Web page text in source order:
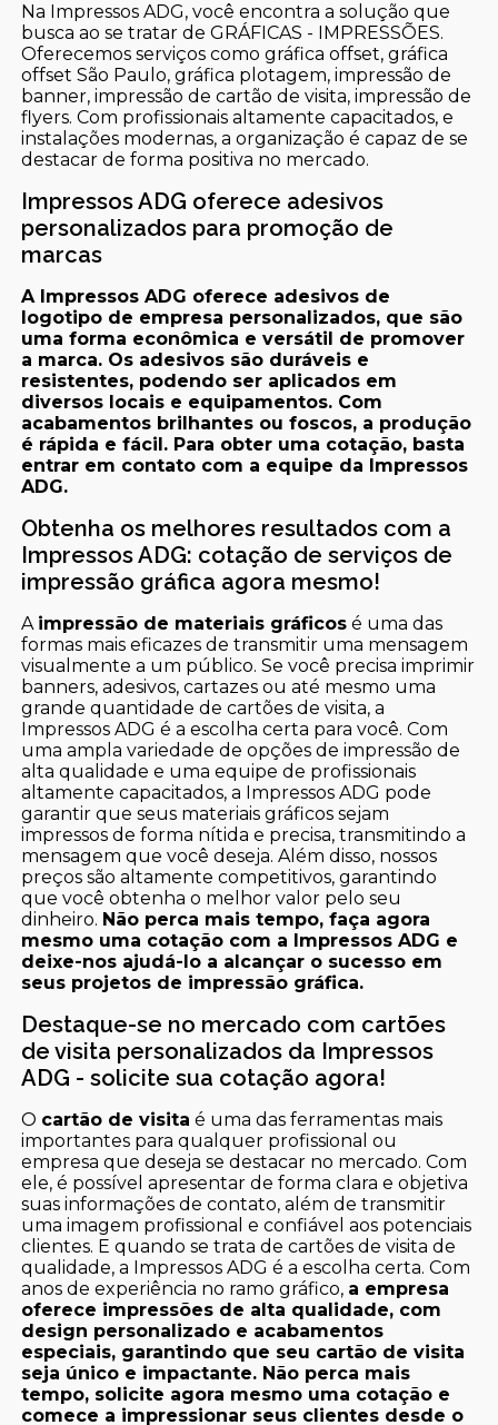
Na Impressos ADG, você encontra a solução que
busca ao se tratar de GRÁFICAS - IMPRESSÕES.
Oferecemos serviços como gráfica offset, gráfica
offset São Paulo, gráfica plotagem, impressão de
banner, impressão de cartão de visita, impressão de
flyers. Com profissionais altamente capacitados, e
instalações modernas, a organização é capaz de se
destacar de forma positiva no mercado.
Impressos ADG oferece adesivos
personalizados para promoção de
marcas
A Impressos ADG oferece adesivos de
logotipo de empresa personalizados, que são
uma forma econômica e versátil de promover
a marca. Os adesivos são duráveis e
resistentes, podendo ser aplicados em
diversos locais e equipamentos. Com
acabamentos brilhantes ou foscos, a produção
é rápida e fácil. Para obter uma cotação, basta
entrar em contato com a equipe da Impressos
ADG.
Obtenha os melhores resultados com a
Impressos ADG: cotação de serviços de
impressão gráfica agora mesmo!
A impressão de materiais gráficos é uma das
formas mais eficazes de transmitir uma mensagem
visualmente a um público. Se você precisa imprimir
banners, adesivos, cartazes ou até mesmo uma
grande quantidade de cartões de visita, a
Impressos ADG é a escolha certa para você. Com
uma ampla variedade de opções de impressão de
alta qualidade e uma equipe de profissionais
altamente capacitados, a Impressos ADG pode
garantir que seus materiais gráficos sejam
impressos de forma nítida e precisa, transmitindo a
mensagem que você deseja. Além disso, nossos
preços são altamente competitivos, garantindo
que você obtenha o melhor valor pelo seu
dinheiro. Não perca mais tempo, faça agora
mesmo uma cotação com a Impressos ADG e
deixe-nos ajudá-lo a alcançar o sucesso em
seus projetos de impressão gráfica.
Destaque-se no mercado com cartões
de visita personalizados da Impressos
ADG - solicite sua cotação agora!
O cartão de visita é uma das ferramentas mais
importantes para qualquer profissional ou
empresa que deseja se destacar no mercado. Com
ele, é possível apresentar de forma clara e objetiva
suas informações de contato, além de transmitir
uma imagem profissional e confiável aos potenciais
clientes. E quando se trata de cartões de visita de
qualidade, a Impressos ADG é a escolha certa. Com
anos de experiência no ramo gráfico, a empresa
oferece impressões de alta qualidade, com
design personalizado e acabamentos
especiais, garantindo que seu cartão de visita
seja único e impactante. Não perca mais
tempo, solicite agora mesmo uma cotação e
comece a impressionar seus clientes desde o